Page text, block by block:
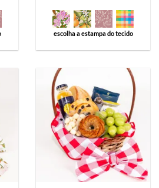
escolha a estampa do tecido